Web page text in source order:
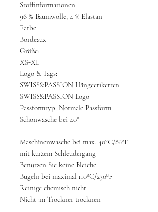
Stoffinformationen:
96 % Baumwolle, 4 % Elastan
Farbe:
Bordeaux
Größe:
XS-XL
Logo & Tags:
SWISS&PASSION Hängeetiketten
SWISS&PASSION Logo
Passformtyp: Normale Passform
Schonwäsche bei 40°
Maschinenwäsche bei max. 40ºC/86ºF
mit kurzem Schleudergang
Benutzen Sie keine Bleiche
Bügeln bei maximal 110ºC/230ºF
Reinige chemisch nicht
Nicht im Trockner trocknen